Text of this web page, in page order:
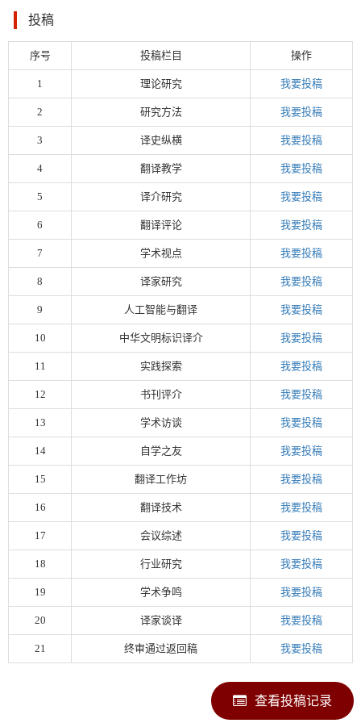
投稿
序号 投稿栏目 操作
1 理论研究 我要投稿
2 研究方法 我要投稿
3 译史纵横 我要投稿
4 翻译教学 我要投稿
5 译介研究 我要投稿
6 翻译评论 我要投稿
7 学术视点 我要投稿
8 译家研究 我要投稿
9 人工智能与翻译 我要投稿
10 中华文明标识译介 我要投稿
11 实践探索 我要投稿
12 书刊评介 我要投稿
13 学术访谈 我要投稿
14 自学之友 我要投稿
15 翻译工作坊 我要投稿
16 翻译技术 我要投稿
17 会议综述 我要投稿
18 行业研究 我要投稿
19 学术争鸣 我要投稿
20 译家谈译 我要投稿
21 终审通过返回稿 我要投稿
查看投稿记录